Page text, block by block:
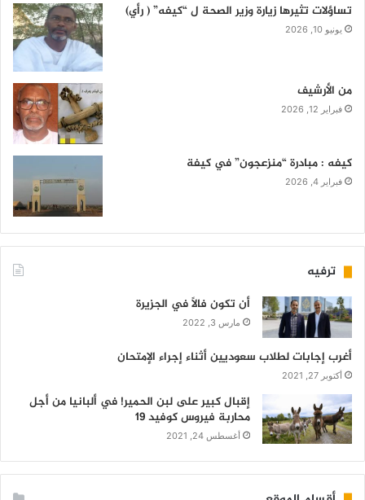
تساؤلات تثيرها زيارة وزير الصحة ل “كيفه” ( رأي)
يونيو 10, 2026
من الأرشيف
فبراير 12, 2026
كيفه : مبادرة “منزعجون” في كيفة
فبراير 4, 2026
ترفيه
أن تكون فالاً في الجزيرة
مارس 3, 2022
أغرب إجابات لطلاب سعوديين أثناء إجراء الإمتحان
أكتوبر 27, 2021
إقبال كبير على لبن الحمير! في ألبانيا من أجل
محاربة فيروس كوفيد 19
أغسطس 24, 2021